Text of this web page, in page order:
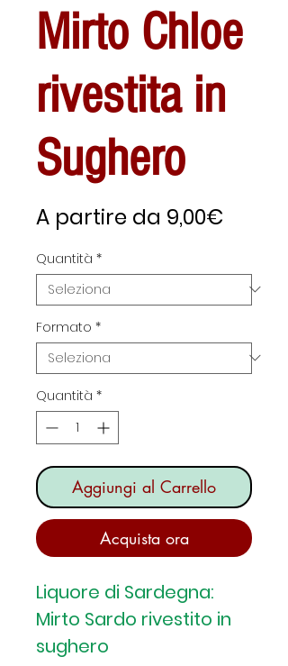
Mirto Chloe
rivestita in
Sughero
A partire da 9,00€
Quantità *
Formato *
Quantità *
Aggiungi al Carrello
Acquista ora
Liquore di Sardegna:
Mirto Sardo rivestito in
sughero